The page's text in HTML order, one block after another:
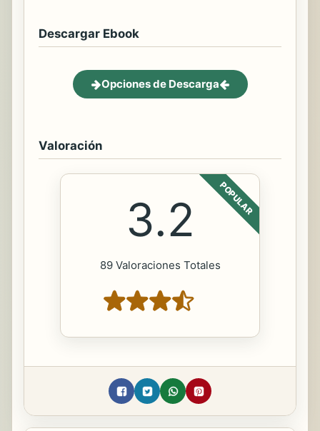
Descargar Ebook
Opciones de Descarga
Valoración
POPULAR
3.2
89 Valoraciones Totales